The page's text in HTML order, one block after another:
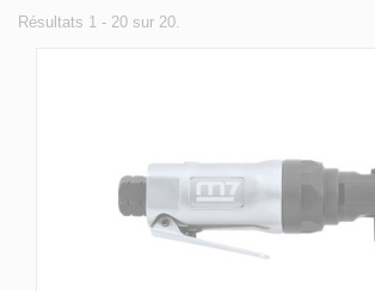
Résultats 1 - 20 sur 20.